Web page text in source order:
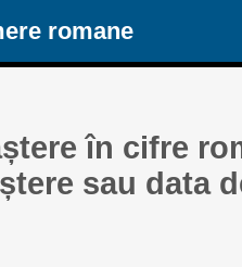
romane
în cifre
sau data